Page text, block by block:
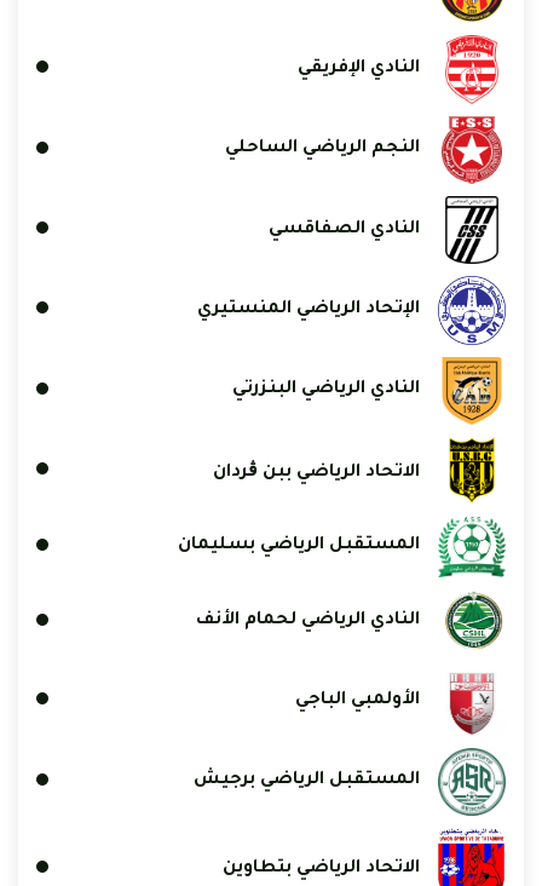
النادي الإفريقي
النجم الرياضي الساحلي
النادي الصفاقسي
الإتحاد الرياضي المنستيري
النادي الرياضي البنزرتي
الاتحاد الرياضي ببن ڨردان
المستقبل الرياضي بسليمان
النادي الرياضي لحمام الأنف
الأولمبي الباجي
المستقبل الرياضي برجيش
الاتحاد الرياضي بتطاوين